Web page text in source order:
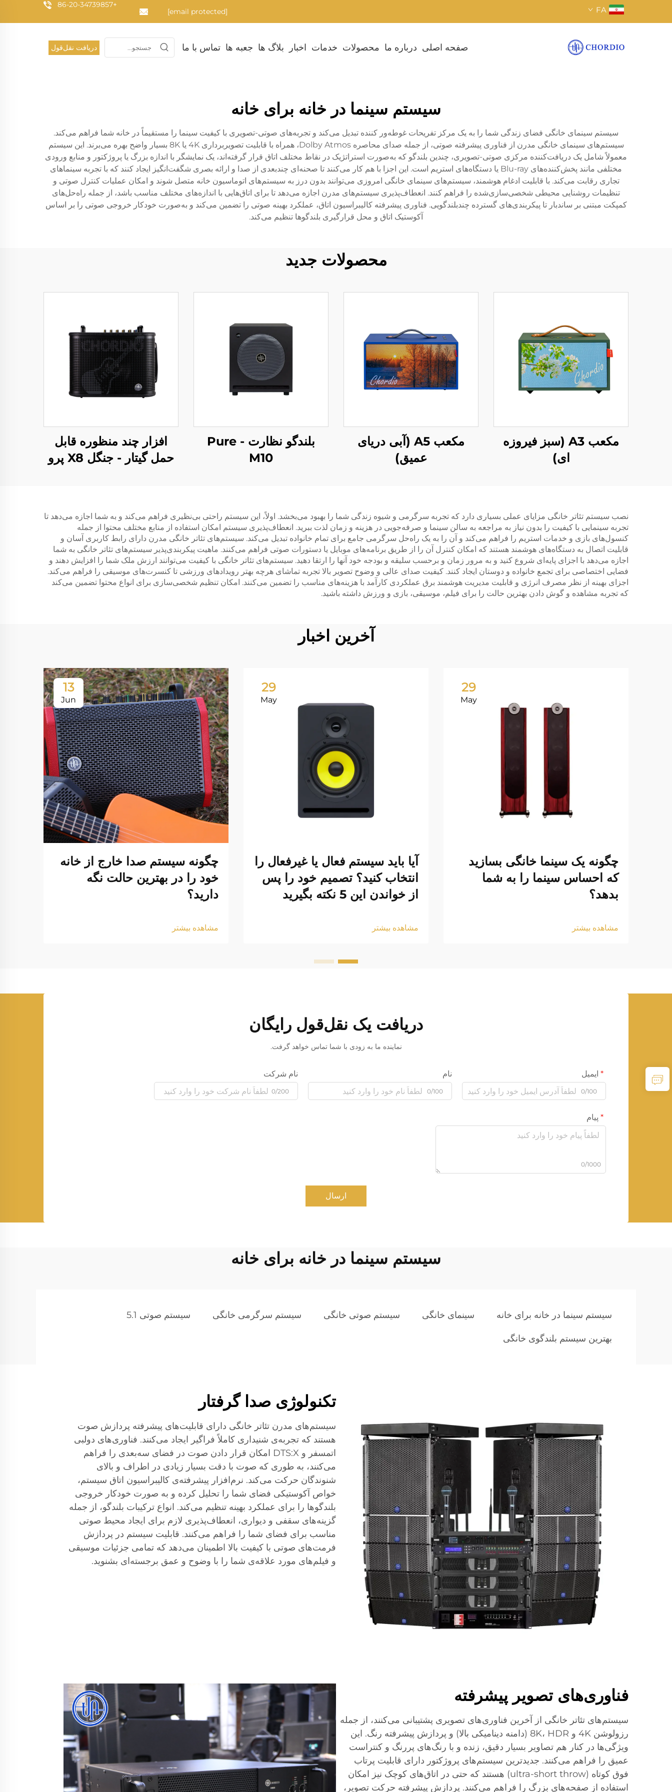
+86-20-34739857
[email protected] FA
صفحه اصلی درباره ما محصولات خدمات اخبار بلاگ ها جعبه ها تماس با ما دریافت نقل‌قول
سیستم سینما در خانه برای خانه
سیستم سینمای خانگی فضای زندگی شما را به یک مرکز تفریحات غوطه‌ور کننده تبدیل می‌کند و تجربه‌های صوتی-تصویری با کیفیت سینما را مستقیماً در خانه شما فراهم می‌کند.
سیستم‌های سینمای خانگی مدرن از فناوری پیشرفته صوتی، از جمله صدای محاصره Dolby Atmos، همراه با قابلیت تصویربرداری 4K یا 8K بسیار واضح بهره می‌برند. این سیستم
معمولاً شامل یک دریافت‌کننده مرکزی صوتی-تصویری، چندین بلندگو که به‌صورت استراتژیک در نقاط مختلف اتاق قرار گرفته‌اند، یک نمایشگر با اندازه بزرگ یا پروژکتور و منابع ورودی
مختلفی مانند پخش‌کننده‌های Blu-ray یا دستگاه‌های استریم است. این اجزا با هم کار می‌کنند تا صحنه‌ای چندبعدی از صدا و ارائه بصری شگفت‌انگیز ایجاد کنند که با تجربه سینماهای
تجاری رقابت می‌کند. با قابلیت ادغام هوشمند، سیستم‌های سینمای خانگی امروزی می‌توانند بدون درز به سیستم‌های اتوماسیون خانه متصل شوند و امکان عملیات کنترل صوتی و
تنظیمات روشنایی محیطی شخصی‌سازی‌شده را فراهم کنند. انعطاف‌پذیری سیستم‌های مدرن اجازه می‌دهد تا برای اتاق‌هایی با اندازه‌های مختلف مناسب باشد، از جمله راه‌حل‌های
کمپکت مبتنی بر ساندبار تا پیکربندی‌های گسترده چندبلندگویی. فناوری پیشرفته کالیبراسیون اتاق، عملکرد بهینه صوتی را تضمین می‌کند و به‌صورت خودکار خروجی صوتی را بر اساس
آکوستیک اتاق و محل قرارگیری بلندگوها تنظیم می‌کند.
محصولات جدید
مکعب A3 (سبز فیروزه
ای)
مکعب A5 (آبی دریای
عمیق)
بلندگو نظارت - Pure
M10
افزار چند منظوره قابل
حمل گیتار - جنگل X8 پرو
نصب سیستم تئاتر خانگی مزایای عملی بسیاری دارد که تجربه سرگرمی و شیوه زندگی شما را بهبود می‌بخشد. اولاً، این سیستم راحتی بی‌نظیری فراهم می‌کند و به شما اجازه می‌دهد تا
تجربه سینمایی با کیفیت را بدون نیاز به مراجعه به سالن سینما و صرفه‌جویی در هزینه و زمان لذت ببرید. انعطاف‌پذیری سیستم امکان استفاده از منابع مختلف محتوا از جمله
کنسول‌های بازی و خدمات استریم را فراهم می‌کند و آن را به یک راه‌حل سرگرمی جامع برای تمام خانواده تبدیل می‌کند. سیستم‌های تئاتر خانگی مدرن دارای رابط کاربری آسان و
قابلیت اتصال به دستگاه‌های هوشمند هستند که امکان کنترل آن را از طریق برنامه‌های موبایل یا دستورات صوتی فراهم می‌کنند. ماهیت پیکربندی‌پذیر سیستم‌های تئاتر خانگی به شما
اجازه می‌دهد با اجزای پایه‌ای شروع کنید و به مرور زمان و برحسب سلیقه و بودجه خود آنها را ارتقا دهید. سیستم‌های تئاتر خانگی با کیفیت می‌توانند ارزش ملک شما را افزایش دهند و
فضایی اختصاصی برای تجمع خانواده و دوستان ایجاد کنند. کیفیت صدای عالی و وضوح تصویر بالا تجربه تماشای هرچه بهتر رویدادهای ورزشی تا کنسرت‌های موسیقی را فراهم می‌کند.
اجزای بهینه از نظر مصرف انرژی و قابلیت مدیریت هوشمند برق عملکردی کارآمد با هزینه‌های مناسب را تضمین می‌کنند. امکان تنظیم شخصی‌سازی برای انواع محتوا تضمین می‌کند
که تجربه مشاهده و گوش دادن بهترین حالت را برای فیلم، موسیقی، بازی و ورزش داشته باشید.
آخرین اخبار
29
May
چگونه یک سینما خانگی بسازید
که احساس سینما را به شما
بدهد؟
مشاهده بیشتر
29
May
آیا باید سیستم فعال یا غیرفعال را
انتخاب کنید؟ تصمیم خود را پس
از خواندن این 5 نکته بگیرید
مشاهده بیشتر
13
Jun
چگونه سیستم صدا خارج از خانه
خود را در بهترین حالت نگه
دارید؟
مشاهده بیشتر
دریافت یک نقل‌قول رایگان
نماینده ما به زودی با شما تماس خواهد گرفت.
ایمیل
0/100
نام
0/100
نام شرکت
0/200
پیام
0/1000
ارسال
سیستم سینما در خانه برای خانه
سیستم سینما در خانه برای خانه سینمای خانگی سیستم صوتی خانگی سیستم سرگرمی خانگی سیستم صوتی 5.1
بهترین سیستم بلندگوی خانگی
تکنولوژی صدا گرفتار
سیستم‌های مدرن تئاتر خانگی دارای قابلیت‌های پیشرفته پردازش صوت
هستند که تجربه‌ی شنیداری کاملاً فراگیر ایجاد می‌کنند. فناوری‌های دولبی
اتمسفر و DTS:X امکان قرار دادن صوت در فضای سه‌بعدی را فراهم
می‌کنند، به طوری که صوت با دقت بسیار زیادی در اطراف و بالای
شنوندگان حرکت می‌کند. نرم‌افزار پیشرفته‌ی کالیبراسیون اتاق سیستم،
خواص آکوستیکی فضای شما را تحلیل کرده و به صورت خودکار خروجی
بلندگوها را برای عملکرد بهینه تنظیم می‌کند. انواع ترکیبات بلندگو، از جمله
گزینه‌های سقفی و دیواری، انعطاف‌پذیری لازم برای ایجاد محیط صوتی
مناسب برای فضای شما را فراهم می‌کنند. قابلیت سیستم در پردازش
فرمت‌های صوتی با کیفیت بالا اطمینان می‌دهد که تمامی جزئیات موسیقی
و فیلم‌های مورد علاقه‌ی شما را با وضوح و عمق برجسته‌ای بشنوید.
فناوری‌های تصویر پیشرفته
سیستم‌های تئاتر خانگی از آخرین فناوری‌های تصویری پشتیبانی می‌کنند، از جمله
رزولوشن 4K و 8K، HDR (دامنه دینامیکی بالا) و پردازش پیشرفته رنگ. این
ویژگی‌ها در کنار هم تصاویر بسیار دقیق، زنده و با رنگ‌های پررنگ و کنتراست
عمیق را فراهم می‌کنند. جدیدترین سیستم‌های پروژکتور دارای قابلیت پرتاب
فوق کوتاه (ultra-short throw) هستند که حتی در اتاق‌های کوچک نیز امکان
استفاده از صفحه‌های بزرگ را فراهم می‌کنند. پردازش پیشرفته حرکت تصویر،